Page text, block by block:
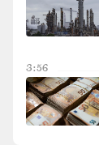
3:56